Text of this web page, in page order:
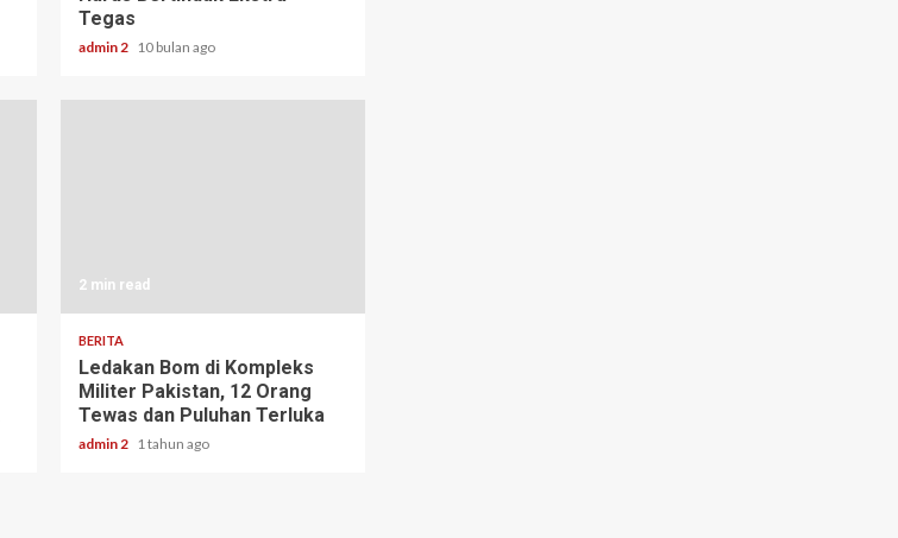
Tegas
admin 2 10 bulan ago
2 min read
BERITA
Ledakan Bom di Kompleks
Militer Pakistan, 12 Orang
Tewas dan Puluhan Terluka
admin 2 1 tahun ago